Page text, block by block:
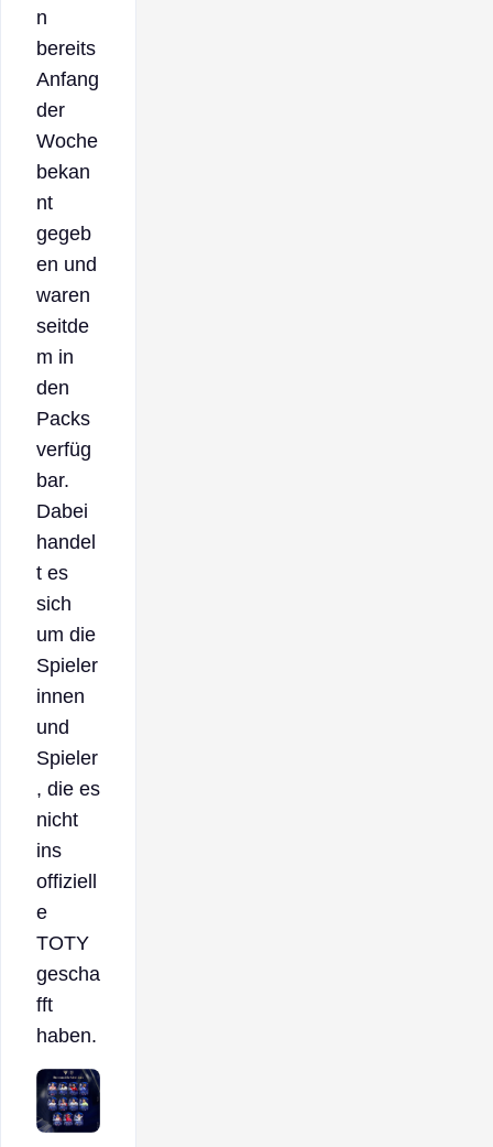
n
bereits
Anfang
der
Woche
bekan
nt
gegeb
en und
waren
seitde
m in
den
Packs
verfüg
bar.
Dabei
handel
t es
sich
um die
Spieler
innen
und
Spieler
, die es
nicht
ins
offiziell
e
TOTY
gescha
fft
haben.